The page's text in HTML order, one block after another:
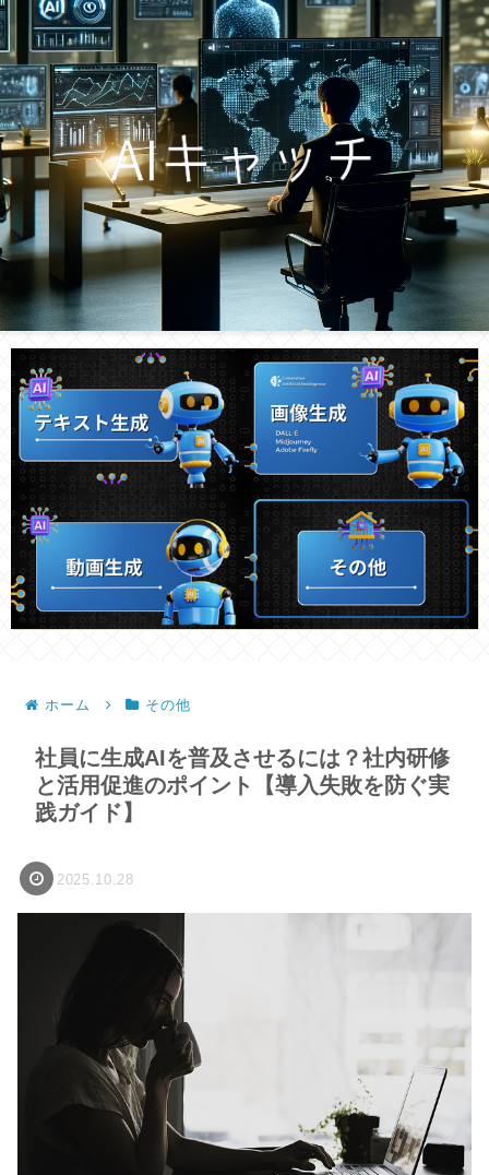
ホーム その他
社員に生成AIを普及させるには？社内研修
と活用促進のポイント【導入失敗を防ぐ実
践ガイド】
2025.10.28